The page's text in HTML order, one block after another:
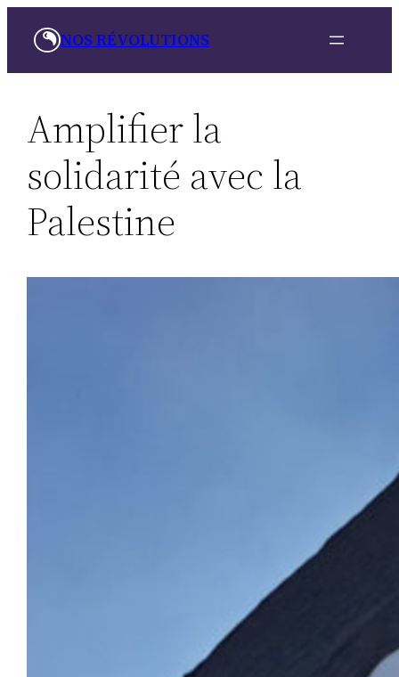
NOS RÉVOLUTIONS
Amplifier la
solidarité avec la
Palestine